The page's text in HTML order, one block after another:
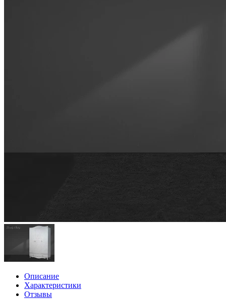
Описание
Характеристики
Отзывы